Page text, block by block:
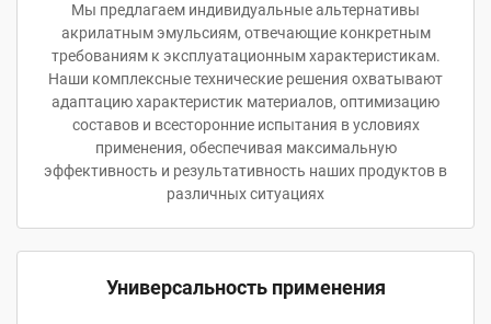
Мы предлагаем индивидуальные альтернативы
акрилатным эмульсиям, отвечающие конкретным
требованиям к эксплуатационным характеристикам.
Наши комплексные технические решения охватывают
адаптацию характеристик материалов, оптимизацию
составов и всесторонние испытания в условиях
применения, обеспечивая максимальную
эффективность и результативность наших продуктов в
различных ситуациях
Универсальность применения